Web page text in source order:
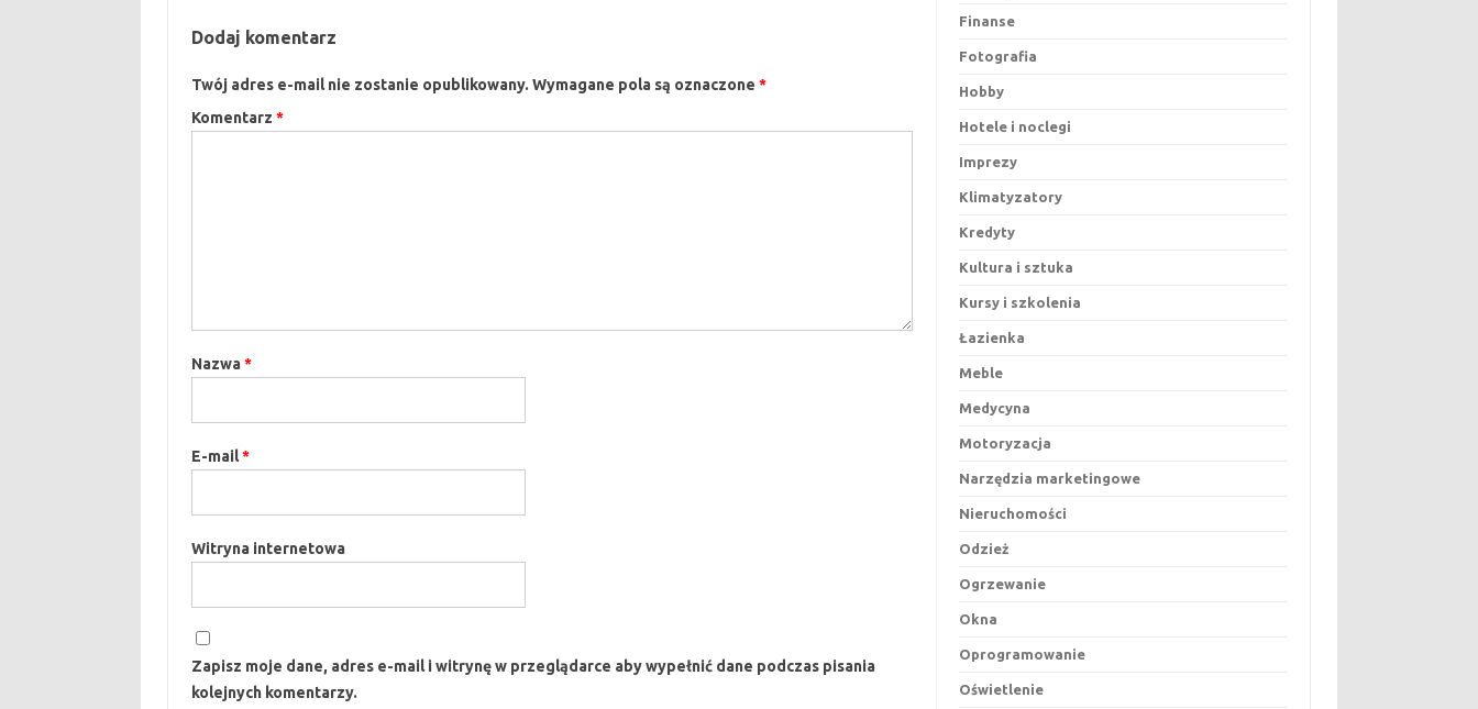
Dodaj komentarz
Twój adres e-mail nie zostanie opublikowany. Wymagane pola są oznaczone *
Komentarz *
Nazwa*
E-mail*
Witryna internetowa
Zapisz moje dane, adres e-mail i witrynę w przeglądarce aby wypełnić dane podczas pisania
kolejnych komentarzy.
Finanse
Fotografia
Hobby
Hotele i noclegi
Imprezy
Klimatyzatory
Kredyty
Kultura i sztuka
Kursy i szkolenia
Łazienka
Meble
Medycyna
Motoryzacja
Narzędzia marketingowe
Nieruchomości
Odzież
Ogrzewanie
Okna
Oprogramowanie
Oświetlenie